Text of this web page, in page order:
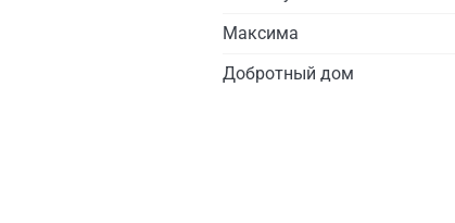
Максима
Добротный дом